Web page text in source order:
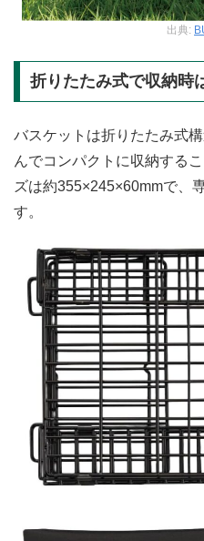
出典:
折りたたみ式で収納時
バスケットは折りたたみ式
んでコンパクトに収納する
ズは約355×245×60mmで、
す。